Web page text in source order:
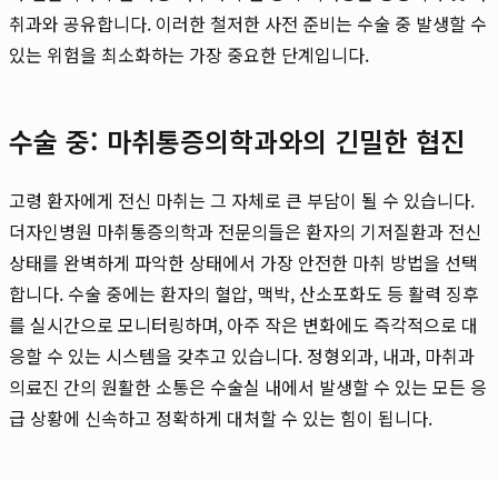
취과와 공유합니다. 이러한 철저한 사전 준비는 수술 중 발생할 수
있는 위험을 최소화하는 가장 중요한 단계입니다.
수술 중: 마취통증의학과와의 긴밀한 협진
고령 환자에게 전신 마취는 그 자체로 큰 부담이 될 수 있습니다.
더자인병원 마취통증의학과 전문의들은 환자의 기저질환과 전신
상태를 완벽하게 파악한 상태에서 가장 안전한 마취 방법을 선택
합니다. 수술 중에는 환자의 혈압, 맥박, 산소포화도 등 활력 징후
를 실시간으로 모니터링하며, 아주 작은 변화에도 즉각적으로 대
응할 수 있는 시스템을 갖추고 있습니다. 정형외과, 내과, 마취과
의료진 간의 원활한 소통은 수술실 내에서 발생할 수 있는 모든 응
급 상황에 신속하고 정확하게 대처할 수 있는 힘이 됩니다.